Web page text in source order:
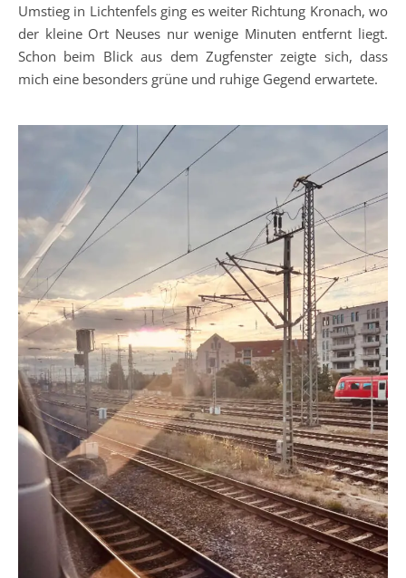
Umstieg in Lichtenfels ging es weiter Richtung Kronach, wo
der kleine Ort Neuses nur wenige Minuten entfernt liegt.
Schon beim Blick aus dem Zugfenster zeigte sich, dass
mich eine besonders grüne und ruhige Gegend erwartete.